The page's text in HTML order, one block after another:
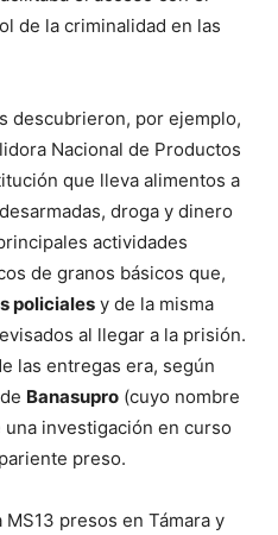
de la criminalidad en las
descubrieron, por ejemplo,
Nacional de Productos
que lleva alimentos a
droga y dinero
actividades
de granos básicos que,
policiales y de la misma
al llegar a la prisión.
las entregas era, según
Banasupro (cuyo nombre
investigación en curso
preso.
presos en Támara y